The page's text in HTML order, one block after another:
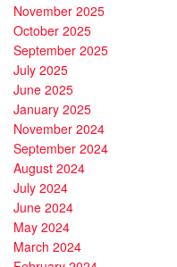
November 2025
October 2025
September 2025
July 2025
June 2025
January 2025
November 2024
September 2024
August 2024
July 2024
June 2024
May 2024
March 2024